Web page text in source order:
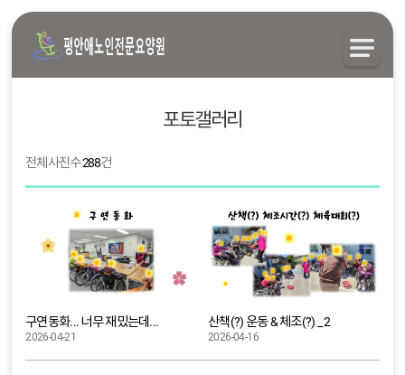
포토갤러리
전체 사진수288건
구연동화... 너무 재밌는데...
2026-04-21
산책(?) 운동 & 체조(?) _ 2
2026-04-16